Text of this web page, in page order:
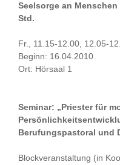
Seelsorge an
Std.
Fr., 11.15-12.00, 12.05-
Beginn: 16.04.2010
Ort: Hörsaal 1
Seminar: „Priester für
Berufungspastoral und
Blockveranstaltung (in